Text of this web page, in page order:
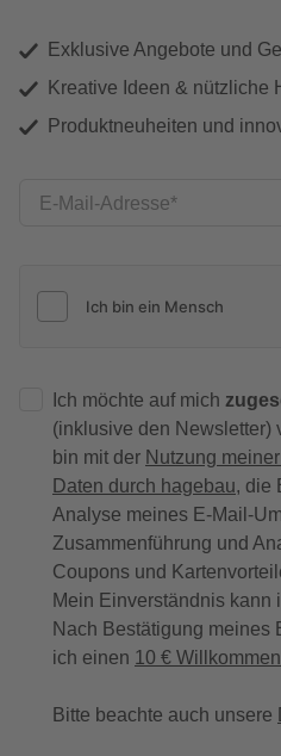
Exklusive Angebote und
Kreative Ideen & nützliche
Produktneuheiten und
E-Mail-Adresse
Ich möchte auf mich
(inklusive den Newsletter)
bin mit der Nutzung
Daten durch hagebau, die
Analyse meines E-Mail-
Zusammenführung und
Coupons und
Mein Einverständnis kann
Nach Bestätigung meines
ich einen 10 €
Bitte beachte auch unsere